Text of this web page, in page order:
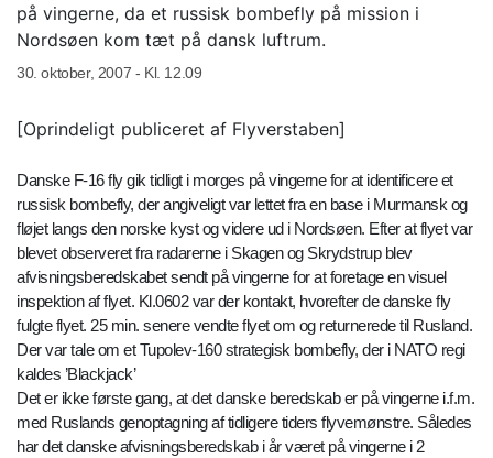
på vingerne, da et russisk bombefly på mission i
Nordsøen kom tæt på dansk luftrum.
30. oktober, 2007 - Kl. 12.09
[Oprindeligt publiceret af Flyverstaben]
Danske F-16 fly gik tidligt i morges på vingerne for at identificere et
russisk bombefly, der angiveligt var lettet fra en base i Murmansk og
fløjet langs den norske kyst og videre ud i Nordsøen. Efter at flyet var
blevet observeret fra radarerne i Skagen og Skrydstrup blev
afvisningsberedskabet sendt på vingerne for at foretage en visuel
inspektion af flyet. Kl.0602 var der kontakt, hvorefter de danske fly
fulgte flyet. 25 min. senere vendte flyet om og returnerede til Rusland.
Der var tale om et Tupolev-160 strategisk bombefly, der i NATO regi
kaldes ’Blackjack’
Det er ikke første gang, at det danske beredskab er på vingerne i.f.m.
med Ruslands genoptagning af tidligere tiders flyvemønstre. Således
har det danske afvisningsberedskab i år været på vingerne i 2